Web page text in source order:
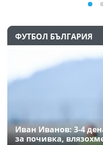
ФУТБОЛ БЪЛГАРИЯ
Иван Иванов: 3-4
за почивка,